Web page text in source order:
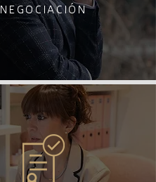
NEGOCIACIÓN